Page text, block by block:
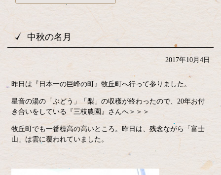
中秋の名月
2017年10月4日
昨日は『日本一の巨峰の町』牧丘町へ行って参りました。
星音の湯の「ぶどう」「梨」の収穫が終わったので、20年お付
き合いをしている『三枝農園』さんへ＞＞＞
牧丘町でも一番標高の高いところ。昨日は、残念ながら「富士
山」は雲に覆われていました。